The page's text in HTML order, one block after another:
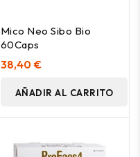
Mico Neo Sibo Bio
60Caps
38,40 €
AÑADIR AL CARRITO